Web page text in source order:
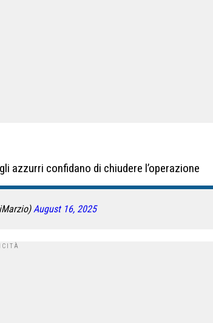
azzurri confidano di chiudere l’operazione
August 16, 2025